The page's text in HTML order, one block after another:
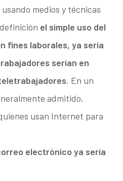
medios y técnicas
el simple uso del
fines laborales, ya sería
serían en
. En un
admitido,
usan Internet para
electrónico ya sería